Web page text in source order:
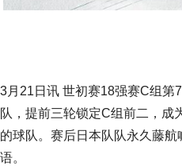
3月21日讯 世初赛18强赛C组第
队，提前三轮锁定C组前二，成
的球队。赛后日本队队永久藤航
语。